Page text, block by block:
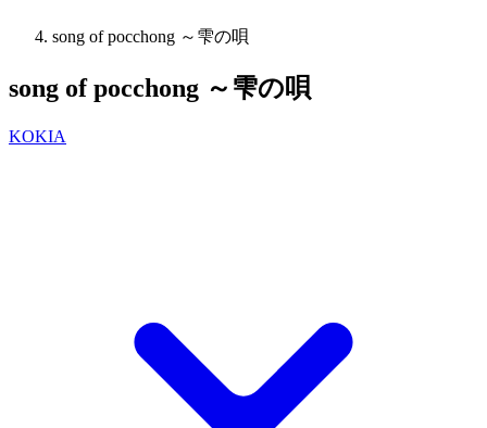
song of pocchong ～雫の唄
song of pocchong ～雫の唄
KOKIA